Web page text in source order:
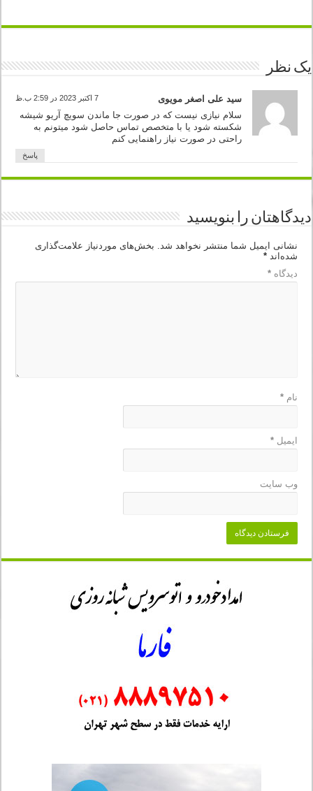
یک نظر
سید علی اصغر مویوی 7 اکتبر 2023 در 2:59 ب.ظ
سلام نیازی نیست که در صورت جا ماندن سویچ آریو شیشه
شکسته شود یا با متخصص تماس حاصل شود میتونم به
راحتی در صورت نیاز راهنمایی کنم
پاسخ
دیدگاهتان را بنویسید
نشانی ایمیل شما منتشر نخواهد شد.
بخش‌های موردنیاز علامت‌گذاری
شده‌اند*
دیدگاه*
نام*
ایمیل*
وب‌ سایت